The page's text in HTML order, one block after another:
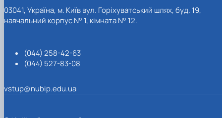
03041, Україна, м. Київ вул. Горіхуватський шлях, буд. 19,
навчальний корпус № 1, кімната № 12.
(044) 258-42-63
(044) 527-83-08
vstup@nubip.edu.ua